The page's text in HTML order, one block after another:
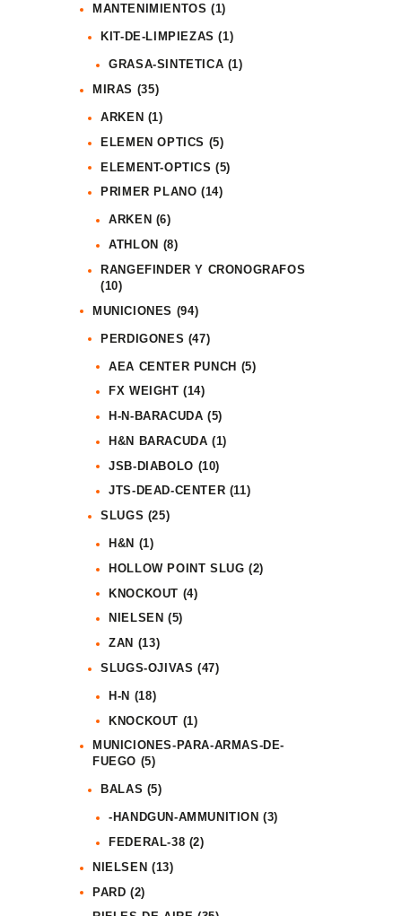
MANTENIMIENTOS (1)
KIT-DE-LIMPIEZAS (1)
GRASA-SINTETICA (1)
MIRAS (35)
ARKEN (1)
ELEMEN OPTICS (5)
ELEMENT-OPTICS (5)
PRIMER PLANO (14)
ARKEN (6)
ATHLON (8)
RANGEFINDER Y CRONOGRAFOS
(10)
MUNICIONES (94)
PERDIGONES (47)
AEA CENTER PUNCH (5)
FX WEIGHT (14)
H-N-BARACUDA (5)
H&N BARACUDA (1)
JSB-DIABOLO (10)
JTS-DEAD-CENTER (11)
SLUGS (25)
H&N (1)
HOLLOW POINT SLUG (2)
KNOCKOUT (4)
NIELSEN (5)
ZAN (13)
SLUGS-OJIVAS (47)
H-N (18)
KNOCKOUT (1)
MUNICIONES-PARA-ARMAS-DE-
FUEGO (5)
BALAS (5)
-HANDGUN-AMMUNITION (3)
FEDERAL-38 (2)
NIELSEN (13)
PARD (2)